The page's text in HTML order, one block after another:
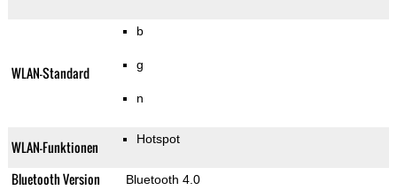
WLAN-Standard
b
g
n
WLAN-Funktionen Hotspot
Bluetooth Version Bluetooth 4.0